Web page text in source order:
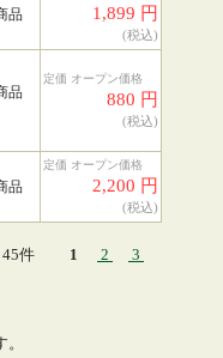
品
1,899 円
(税込)
品
定価 オープン価格
880 円
(税込)
品
定価 オープン価格
2,200 円
(税込)
45件 1 2 3